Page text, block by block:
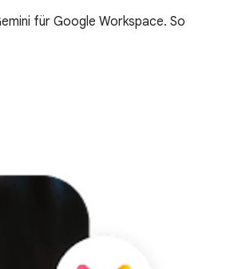
für Google Workspace. So